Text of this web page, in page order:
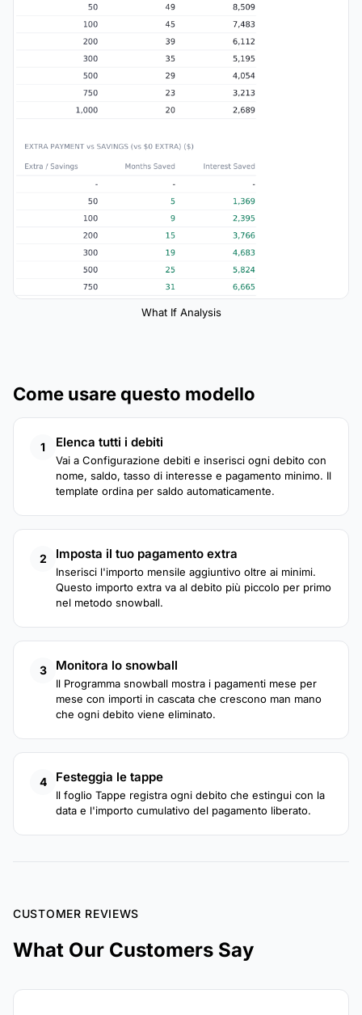
What If Analysis
Come usare questo modello
1 Elenca tutti i debiti
Vai a Configurazione debiti e inserisci ogni debito con
nome, saldo, tasso di interesse e pagamento minimo. Il
template ordina per saldo automaticamente.
2 Imposta il tuo pagamento extra
Inserisci l'importo mensile aggiuntivo oltre ai minimi.
Questo importo extra va al debito più piccolo per primo
nel metodo snowball.
3 Monitora lo snowball
Il Programma snowball mostra i pagamenti mese per
mese con importi in cascata che crescono man mano
che ogni debito viene eliminato.
4 Festeggia le tappe
Il foglio Tappe registra ogni debito che estingui con la
data e l'importo cumulativo del pagamento liberato.
CUSTOMER REVIEWS
What Our Customers Say